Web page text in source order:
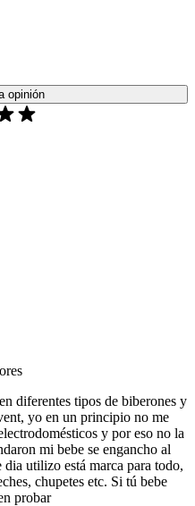
opinión
diferentes tipos de biberones y
yo en un principio no me
y por eso no la
mi bebe se engancho al
utilizo está marca para todo,
chupetes etc. Si tú bebe
probar